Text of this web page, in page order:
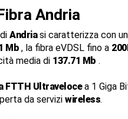
Andria
Andriasi caratterizza con un
Mb , la fibra eVDSL fino a
media di 137.71 Mb .
FTTH Ultravelocea 1 Giga
da servizi wireless.